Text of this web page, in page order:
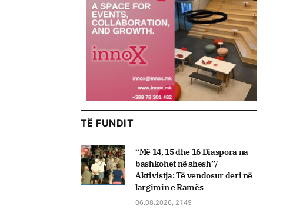
TË FUNDIT
“Më 14, 15 dhe 16 Diaspora na
bashkohet në shesh”/
Aktivistja: Të vendosur deri në
largimin e Ramës
06.08.2026, 21:49